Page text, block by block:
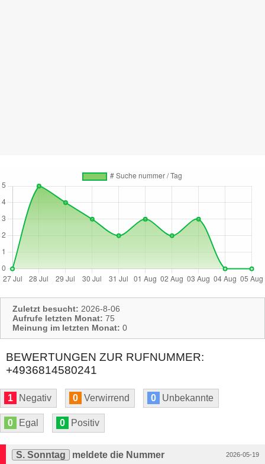
Zuletzt besucht: 2026-8-06
Aufrufe letzten Monat: 75
Meinung im letzten Monat: 0
BEWERTUNGEN ZUR RUFNUMMER:
+4936814580241
1 Negativ 0 Verwirrend 0 Unbekannte
0 Egal 0 Positiv
2026-05-19
S. Sonntag
meldete die Nummer